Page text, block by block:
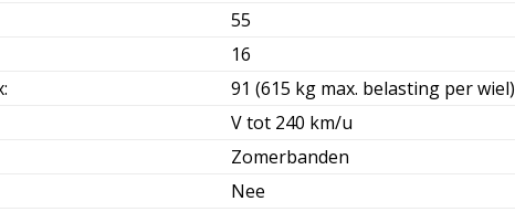
55
16
:
91 (615 kg max. belasting per wiel)
V tot 240 km/u
Zomerbanden
Nee